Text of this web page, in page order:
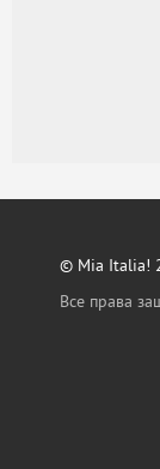
© Mia Italia!
Все права